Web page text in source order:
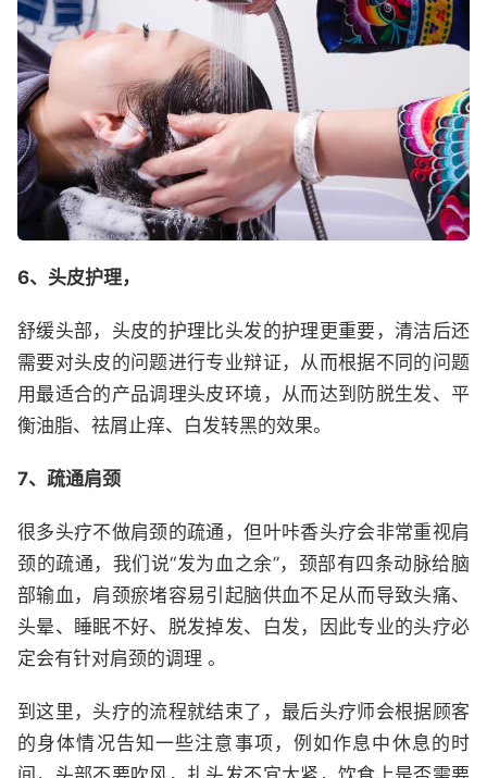
6、头皮护理，
舒缓头部，头皮的护理比头发的护理更重要，清洁后还
需要对头皮的问题进行专业辩证，从而根据不同的问题
用最适合的产品调理头皮环境，从而达到防脱生发、平
衡油脂、祛屑止痒、白发转黑的效果。
7、疏通肩颈
很多头疗不做肩颈的疏通，但叶咔香头疗会非常重视肩
颈的疏通，我们说“发为血之余”，颈部有四条动脉给脑
部输血，肩颈瘀堵容易引起脑供血不足从而导致头痛、
头晕、睡眠不好、脱发掉发、白发，因此专业的头疗必
定会有针对肩颈的调理 。
到这里，头疗的流程就结束了，最后头疗师会根据顾客
的身体情况告知一些注意事项，例如作息中休息的时